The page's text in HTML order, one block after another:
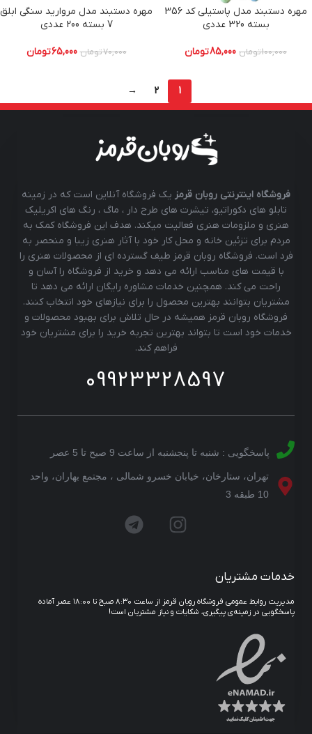
مهره دستبند مدل پاستیلی کد 356
بسته 320 عددی
100,000تومان 85,000تومان
مهره دستبند مدل مروارید سنگی ابلق
7 بسته 200 عددی
70,000تومان 65,000تومان
1
2
→
فروشگاه اینترنتی روبان قرمز یک فروشگاه آنلاین است که در زمینه
تابلو های دکوراتیو، تیشرت های طرح دار ، ماگ ، رنگ های اکریلیک
هنری و ملزومات هنری فعالیت میکند. هدف این فروشگاه کمک به
مردم برای تزئین خانه و محل کار خود با آثار هنری زیبا و منحصر به
فرد است. فروشگاه روبان قرمز طیف گسترده ای از محصولات هنری را
با قیمت های مناسب ارائه می دهد و خرید از فروشگاه را آسان و
راحت می کند. همچنین خدمات مشاوره رایگان ارائه می دهد تا
مشتریان بتوانند بهترین محصول را برای نیازهای خود انتخاب کنند.
فروشگاه روبان قرمز همیشه در حال تلاش برای بهبود محصولات و
خدمات خود است تا بتواند بهترین تجربه خرید را برای مشتریان خود
فراهم کند.
09923328597
پاسخگویی : شنبه تا پنجشنبه از ساعت 9 صبح تا 5 عصر
تهران، ستارخان، خیابان خسرو شمالی ، مجتمع بهاران، واحد
10 طبقه 3
خدمات مشتریان
مدیریت روابط عمومی فروشگاه روبان قرمز از ساعت ۸:۳۰ صبح تا ۱۸:۰۰ عصر آماده
پاسخگویی در زمینه‌ی پیگیری، شکایات و نیاز مشتریان است!